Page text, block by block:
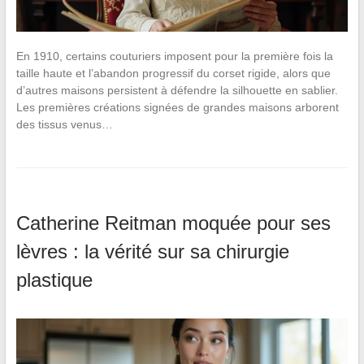
En 1910, certains couturiers imposent pour la première fois la
taille haute et l’abandon progressif du corset rigide, alors que
d’autres maisons persistent à défendre la silhouette en sablier.
Les premières créations signées de grandes maisons arborent
des tissus venus…
Catherine Reitman moquée pour ses
lèvres : la vérité sur sa chirurgie
plastique